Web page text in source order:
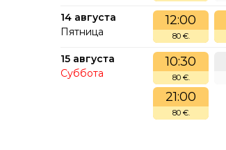
14 августа
Пятница
12:00
80 €.
15 августа
Суббота
10:30
80 €.
21:00
80 €.